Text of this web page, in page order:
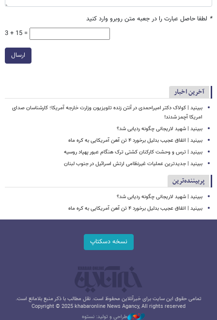
* لطفا حاصل عبارت را در جعبه متن روبرو وارد کنید
3 + 15 =
ارسال
آخرین اخبار
ببینید | کولاک دکتر امیراحمدی در آنتن زنده تلویزیون وزارت خارجه آمریکا؛ کارشناسان صدای
امریکا آچمز شدند!
ببینید | شهید لاریجانی چگونه ردیابی شد؟
ببینید | اتفاق عجیب بدلیل برخورد ۴ تن آهن آمریکایی به کره ماه
ببینید | ترس و وحشت کارکنان کشتی ترک هنگام عبور پهپاد روسیه
ببینید | جدیدترین عملیات غیرنظامی ارتش اسرائیل در جنوب لبنان
پربیننده‌ترین
ببینید | شهید لاریجانی چگونه ردیابی شد؟
ببینید | اتفاق عجیب بدلیل برخورد ۴ تن آهن آمریکایی به کره ماه
نسخه دسکتاپ
تمامی حقوق این سایت برای خبرآنلاین محفوظ است. نقل مطالب با ذکر منبع بلامانع است.
Copyright © 2025 khabaronline News Agancy, All rights reserved
طراحی و تولید: نستوه